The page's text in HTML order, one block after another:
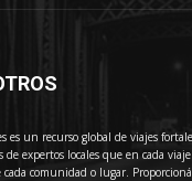
es un recurso global de viajes
de expertos locales que en cada
comunidad o lugar.